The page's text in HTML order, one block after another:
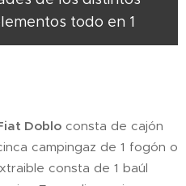
todo en 1
Doblo consta de cajón
campingaz de 1 fogón o
consta de 1 baúl